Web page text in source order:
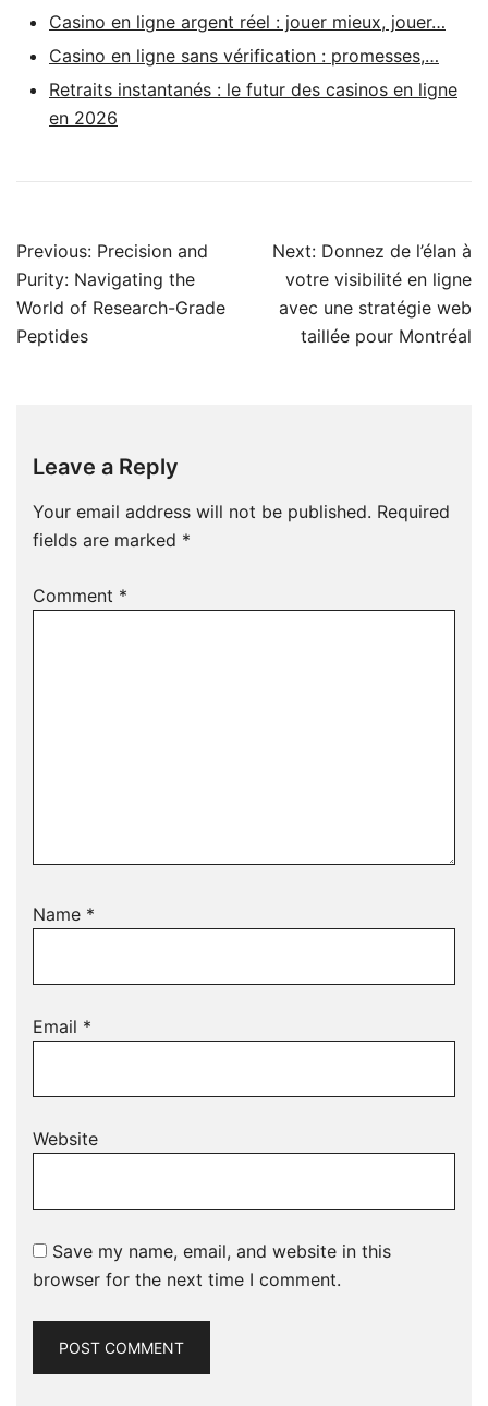
Casino en ligne argent réel : jouer mieux, jouer…
Casino en ligne sans vérification : promesses,…
Retraits instantanés : le futur des casinos en ligne
en 2026
Post
navigation
Previous: Precision and
Purity: Navigating the
World of Research-Grade
Peptides
Next: Donnez de l’élan à
votre visibilité en ligne
avec une stratégie web
taillée pour Montréal
Leave a Reply
Your email address will not be published. Required
fields are marked *
Comment *
Name *
Email *
Website
Save my name, email, and website in this
browser for the next time I comment.